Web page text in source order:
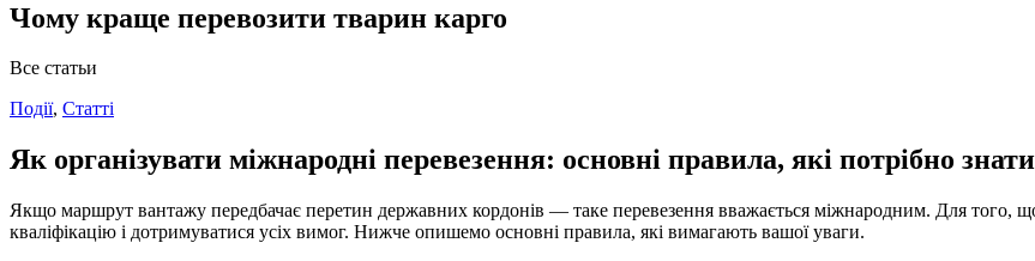
Чому краще перевозити тварин карго
Все статьи
Події, Статті
Як організувати міжнародні перевезення: основні правила, які потрібно знати
Якщо маршрут вантажу передбачає перетин державних кордонів — таке перевезення вважається міжнародним. Для того,
кваліфікацію і дотримуватися усіх вимог. Нижче опишемо основні правила, які вимагають вашої уваги.